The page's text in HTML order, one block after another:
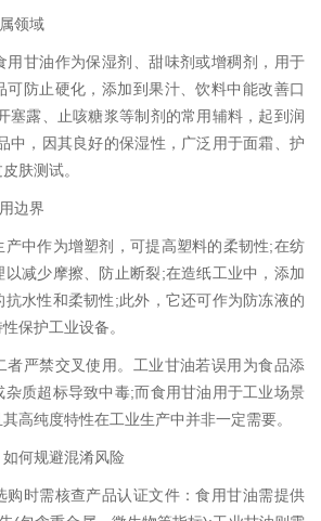
领域
甘油作为保湿剂、甜味剂或增稠剂，用于
可防止硬化，添加到果汁、饮料中能改善口
塞露、止咳糖浆等制剂的常用辅料，起到润
中，因其良好的保湿性，广泛用于面霜、护
肤测试。
边界
中作为增塑剂，可提高塑料的柔韧性;在纺
减少摩擦、防止断裂;在造纸工业中，添加
水性和柔韧性;此外，它还可作为防冻液的
保护工业设备。
严禁交叉使用。工业甘油若误用为食品添
杂质超标导致中毒;而食用甘油用于工业场景
高纯度特性在工业生产中并非一定需要。
何规避混淆风险
时需核查产品认证文件：食用甘油需提供